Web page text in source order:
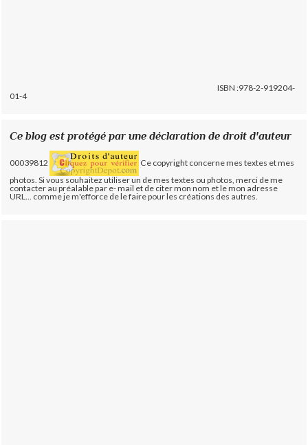
ISBN :978-2-919204-
01-4
Ce blog est protégé par une déclaration de droit d'auteur
00039812
Ce copyright concerne mes textes et mes
photos. Si vous souhaitez utiliser un de mes textes ou photos, merci de me
contacter au préalable par e- mail et de citer mon nom et le mon adresse
URL... comme je m'efforce de le faire pour les créations des autres.